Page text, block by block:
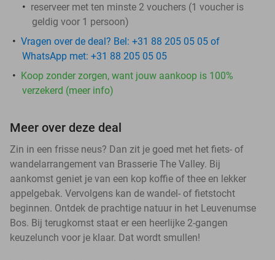
reserveer met ten minste 2 vouchers (1 voucher is
geldig voor 1 persoon)
Vragen over de deal? Bel: +31 88 205 05 05 of
WhatsApp met: +31 88 205 05 05
Koop zonder zorgen, want jouw aankoop is 100%
verzekerd (meer info)
Meer over deze deal
Zin in een frisse neus? Dan zit je goed met het fiets- of
wandelarrangement van Brasserie The Valley. Bij
aankomst geniet je van een kop koffie of thee en lekker
appelgebak. Vervolgens kan de wandel- of fietstocht
beginnen. Ontdek de prachtige natuur in het Leuvenumse
Bos. Bij terugkomst staat er een heerlijke 2-gangen
keuzelunch voor je klaar. Dat wordt smullen!